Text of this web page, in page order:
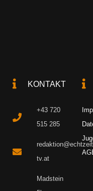
KONTAKT
+43 720
515 285
tv.at
Madstein